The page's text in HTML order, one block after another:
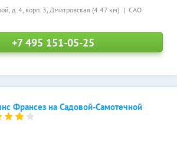
д. 4, корп. 3,Дмитровская (4.47 км) САО
+7 495 151-05-25
Франсез на Садовой-Самотечной